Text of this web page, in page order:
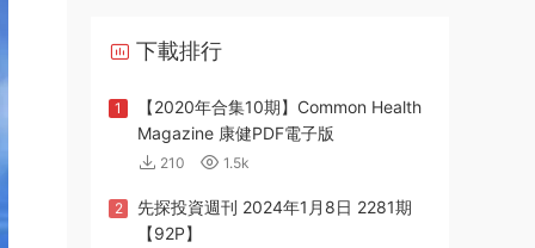
下載排行
1
【2020年合集10期】Common Health
Magazine 康健PDF電子版
210 1.5k
2
先探投資週刊 2024年1月8日 2281期
【92P】